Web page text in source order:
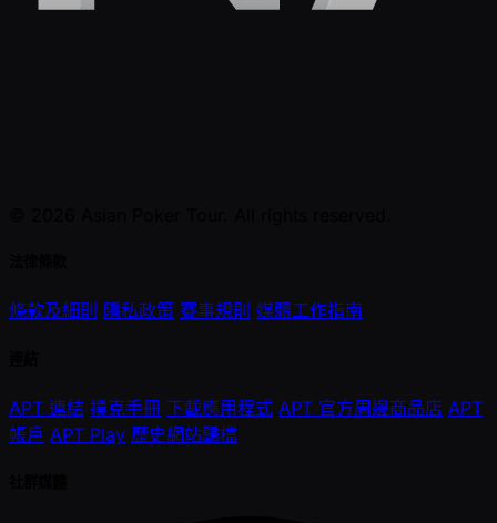
條款及細則 隱私政策 賽事規則 媒體工作指南
APT 連結 撲克手冊 下載應用程式 APT 官方周邊商品店 APT
帳戶 APT Play 歷史網站歸檔